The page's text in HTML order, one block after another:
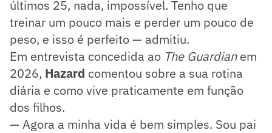
últimos 25, nada, impossível. Tenho que
treinar um pouco mais e perder um pouco de
peso, e isso é perfeito — admitiu.
Em entrevista concedida ao The Guardianem
2026, Hazard comentou sobre a sua rotina
diária e como vive praticamente em função
dos filhos.
— Agora a minha vida é bem simples. Sou pai